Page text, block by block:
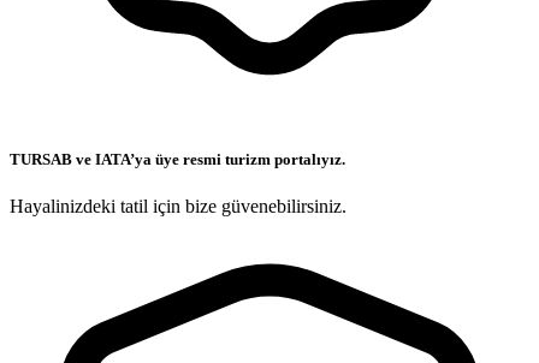
TURSAB ve IATA’ya üye resmi turizm portalıyız.
Hayalinizdeki tatil için bize güvenebilirsiniz.